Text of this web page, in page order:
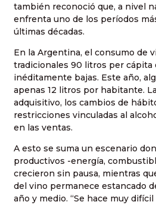
también reconoció que, a nivel
enfrenta uno de los períodos
últimas décadas.
En la Argentina, el consumo de
tradicionales 90 litros per cápita
inéditamente bajas. Este año,
apenas 12 litros por habitante.
adquisitivo, los cambios de
restricciones vinculadas al
en las ventas.
A esto se suma un escenario
productivos -energía,
crecieron sin pausa, mientras
del vino permanece estancado
año y medio. “Se hace muy